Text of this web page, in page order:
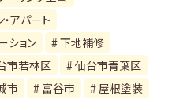
・アパート
ション
下地補修
市若林区
仙台市青葉区
市 富谷市
屋根塗装